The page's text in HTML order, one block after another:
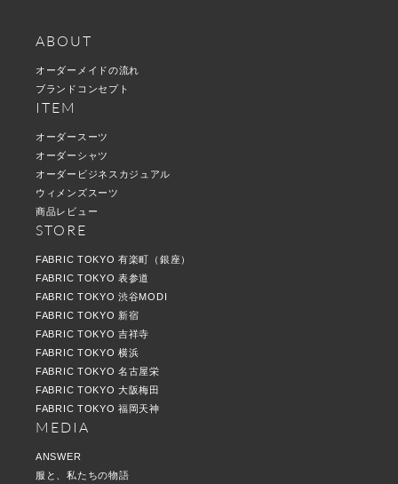
ABOUT
オーダーメイドの流れ
ブランドコンセプト
ITEM
オーダースーツ
オーダーシャツ
オーダービジネスカジュアル
ウィメンズスーツ
商品レビュー
STORE
FABRIC TOKYO 有楽町（銀座）
FABRIC TOKYO 表参道
FABRIC TOKYO 渋谷MODI
FABRIC TOKYO 新宿
FABRIC TOKYO 吉祥寺
FABRIC TOKYO 横浜
FABRIC TOKYO 名古屋栄
FABRIC TOKYO 大阪梅田
FABRIC TOKYO 福岡天神
MEDIA
ANSWER
服と、私たちの物語